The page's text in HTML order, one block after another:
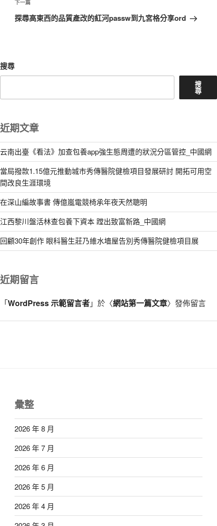
章
下
一
下一篇
探尋高東西的品質產改的紅河passw到九宮格分享ord
搜尋
搜
尋
近期文章
云南出臺《看法》加查包養app強生態周遭的狀況分區管控_中國網
當局撥款1.15億元推動城市秀傳醫院健檢項目發展研討 開拓可用空
間改良生涯環境
在深山編故事書 傳億嵐電競椅承年夜天然聰明
江西黎川盤活林查包養下資本 蹚出致富新路_中國網
回顧30年創作 眼科醫生莊乃維水墻屋告別秀傳醫院健檢項目展
近期留言
「WordPress 示範留言者」於〈網站第一篇文章〉發佈留言
彙整
2026 年 8 月
2026 年 7 月
2026 年 6 月
2026 年 5 月
2026 年 4 月